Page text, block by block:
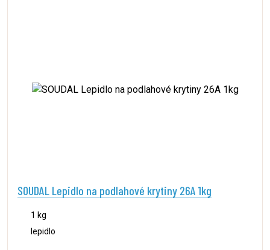
SOUDAL Lepidlo na podlahové krytiny 26A 1kg
1 kg
lepidlo